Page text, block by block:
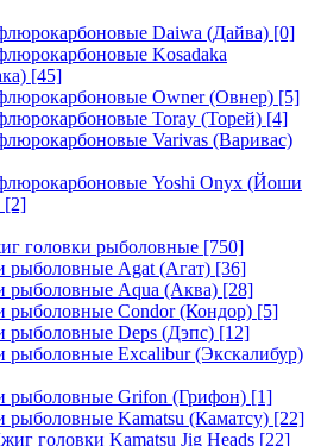
Daiwa (Дайва) [0]
Kosadaka
[45]
Owner (Овнер) [5]
Toray (Торей) [4]
Varivas (Варивас)
Yoshi Onyx (Йоши
[2]
головки рыболовные [750]
рыболовные Agat (Агат) [36]
рыболовные Aqua (Аква) [28]
рыболовные Condor (Кондор) [5]
рыболовные Deps (Дэпс) [12]
рыболовные Excalibur (Экскалибур)
рыболовные Grifon (Грифон) [1]
рыболовные Kamatsu (Каматсу) [22]
головки Kamatsu Jig Heads [22]